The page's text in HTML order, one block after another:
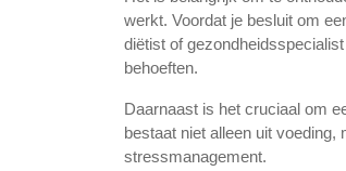
werkt. Voordat je besluit om
diëtist of
behoeften.
Daarnaast is het cruciaal om
bestaat niet alleen uit
stressmanagement.